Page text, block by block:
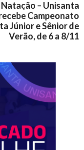
Natação – Unisanta
Campeonato
Júnior e Sênior de
Verão, de 6 a 8/11